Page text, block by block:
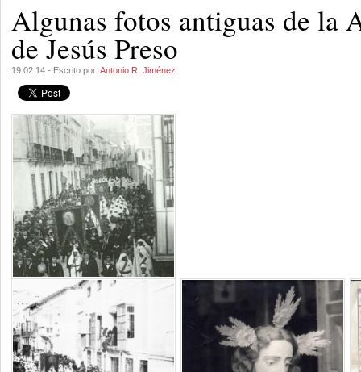
Algunas fotos antiguas de la
de Jesús Preso
19.02.14 - Escrito por: Antonio R. Jiménez